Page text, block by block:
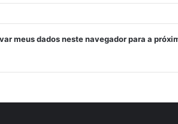
meus dados neste navegador para a